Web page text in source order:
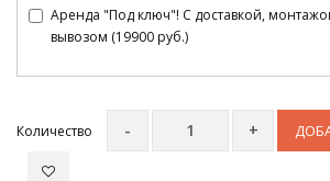
Аренда "Под ключ"! С доставкой,
вывозом (19900 руб.)
Количество